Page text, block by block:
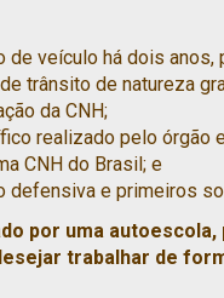
de veículo há dois anos,
trânsito de natureza
da CNH;
realizado pelo órgão
CNH do Brasil; e
defensiva e primeiros
por uma
trabalhar de